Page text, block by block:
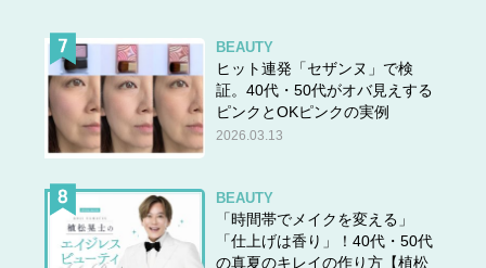
BEAUTY
ヒット連発「セザンヌ」で検
証。40代・50代がオバ見えする
ピンクとOKピンクの実例
2026.03.13
BEAUTY
「時間帯でメイクを変える」
「仕上げは香り」！40代・50代
の真夏のキレイの作り方【植松